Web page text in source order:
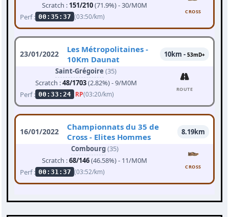
Scratch : 151/210(71.9%) - 30/M0M
Perf : 00:35:37 (03:50/km)
CROSS
23/01/2022
Les Métropolitaines -
10Km Daunat
10km - 53mD+
Saint-Grégoire (35)
Scratch :48/1703(2.82%) - 9/M0M
Perf : 00:33:24 RP(03:20/km)
ROUTE
16/01/2022
Championnats du 35 de
Cross - Elites Hommes
8.19km
Combourg(35)
Scratch :68/146(46.58%) - 11/M0M
Perf : 00:31:37 (03:52/km)
CROSS